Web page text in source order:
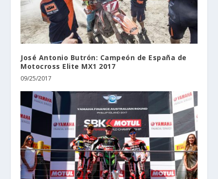
José Antonio Butrón: Campeón de España de
Motocross Elite MX1 2017
09/25/2017